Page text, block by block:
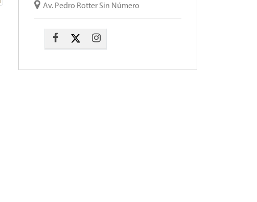
Av. Pedro Rotter Sin Número